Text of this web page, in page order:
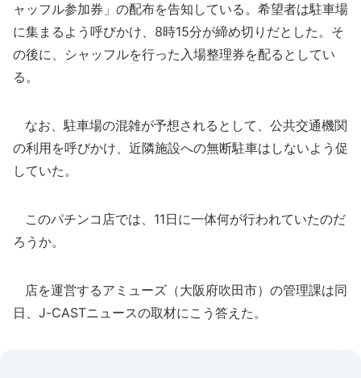
ャッフル参加券」の配布を告知している。希望者は駐車場
に集まるよう呼びかけ、8時15分が締め切りだとした。そ
の後に、シャッフルを行った入場整理券を配るとしてい
る。
なお、駐車場の混雑が予想されるとして、公共交通機関
の利用を呼びかけ、近隣施設への無断駐車はしないよう促
していた。
このパチンコ店では、11日に一体何が行われていたのだ
ろうか。
店を運営するアミューズ（大阪府吹田市）の管理課は同
日、J-CASTニュースの取材にこう答えた。